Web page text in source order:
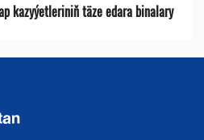
kazyýetleriniň täze edara binalary